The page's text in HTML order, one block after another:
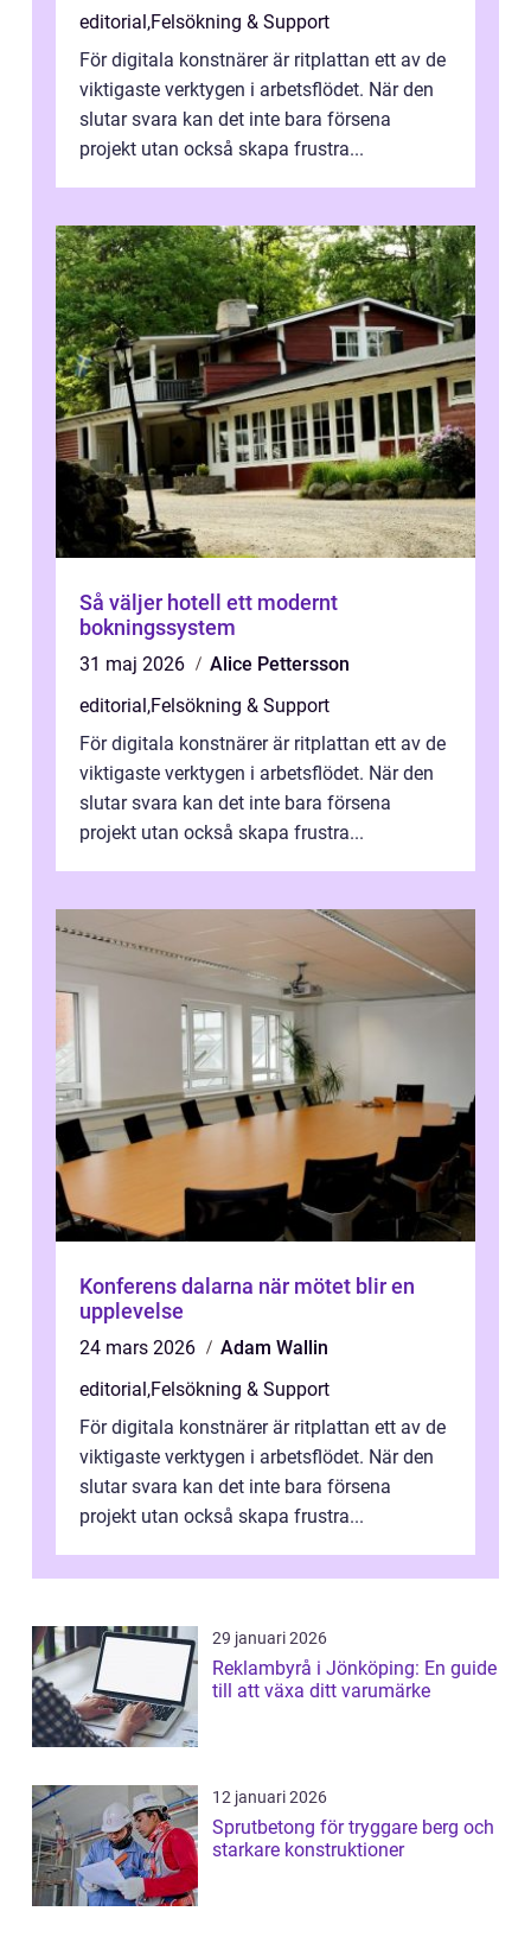
editorial,Felsökning & Support
För digitala konstnärer är ritplattan ett av de
viktigaste verktygen i arbetsflödet. När den
slutar svara kan det inte bara försena
projekt utan också skapa frustra...
Så väljer hotell ett modernt
bokningssystem
31 maj 2026
Alice Pettersson
editorial,Felsökning & Support
För digitala konstnärer är ritplattan ett av de
viktigaste verktygen i arbetsflödet. När den
slutar svara kan det inte bara försena
projekt utan också skapa frustra...
Konferens dalarna när mötet blir en
upplevelse
24 mars 2026
Adam Wallin
editorial,Felsökning & Support
För digitala konstnärer är ritplattan ett av de
viktigaste verktygen i arbetsflödet. När den
slutar svara kan det inte bara försena
projekt utan också skapa frustra...
29 januari 2026
Reklambyrå i Jönköping: En guide
till att växa ditt varumärke
12 januari 2026
Sprutbetong för tryggare berg och
starkare konstruktioner